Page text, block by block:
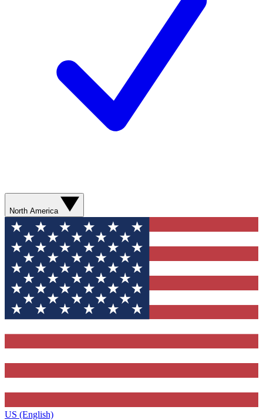
North America
US (English)